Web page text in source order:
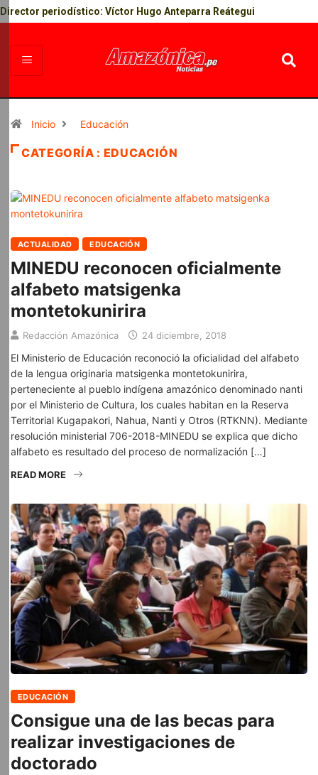
Director periodístico: Víctor Hugo Anteparra Reátegui
Inicio Educación
CATEGORÍA : EDUCACIÓN
ACTUALIDAD EDUCACIÓN
MINEDU reconocen oficialmente
alfabeto matsigenka
montetokunirira
Redacción Amazónica 24 diciembre, 2018
El Ministerio de Educación reconoció la oficialidad del alfabeto
de la lengua originaria matsigenka montetokunirira,
perteneciente al pueblo indígena amazónico denominado nanti
por el Ministerio de Cultura, los cuales habitan en la Reserva
Territorial Kugapakori, Nahua, Nanti y Otros (RTKNN). Mediante
resolución ministerial 706-2018-MINEDU se explica que dicho
alfabeto es resultado del proceso de normalización […]
READ MORE
EDUCACIÓN
Consigue una de las becas para
realizar investigaciones de
doctorado